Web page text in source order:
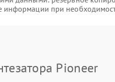
информации при
Pioneer